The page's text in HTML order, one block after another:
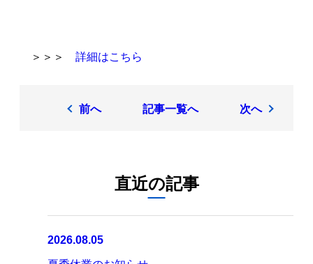
＞＞＞ 詳細はこちら
前へ 記事一覧へ 次へ
直近の記事
2026.08.05